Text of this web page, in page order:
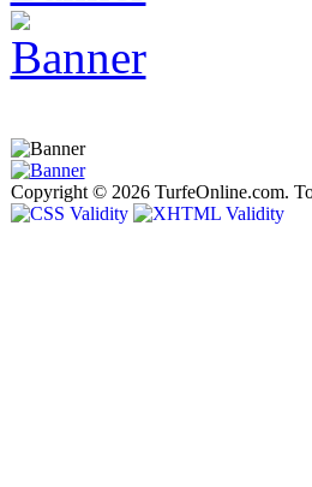
Copyright © 2026 TurfeOnline.com.